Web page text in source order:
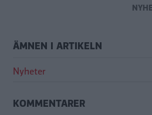
ÄMNEN I ARTIKELN
Nyheter
KOMMENTARER